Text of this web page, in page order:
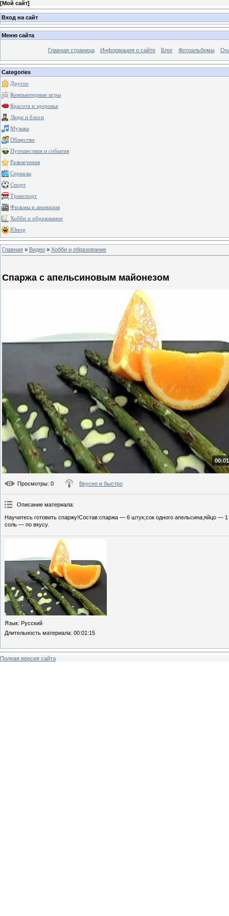
[Мой сайт]
Вход на сайт
Меню сайта
Главная страница Информация о сайте Блог Фотоальбомы
Categories
Другое
Компьютерные игры
Красота и здоровье
Люди и блоги
Музыка
Общество
Путешествия и события
Развлечения
Сериалы
Спорт
Транспорт
Фильмы и анимация
Хобби и образование
Юмор
Главная » Видео » Хобби и образование
Спаржа с апельсиновым майонезом
Просмотры: 0 Вкусно и быстро
Описание материала:
Научитесь готовить спаржу!Состав:спаржа — 6 штук;сок одного апельсина;яйцо
соль — по вкусу.
Язык: Русский
Длительность материала: 00:01:15
Полная версия сайта